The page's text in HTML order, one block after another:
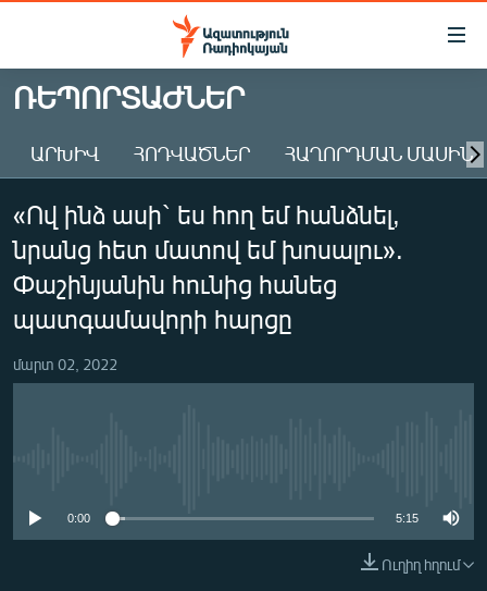
Մատչելիության
Անցնել
հիմնական
Անցնել
հիմնական
մենյուին
Որոնում
ԱԶԱՏՈՒԹՅՈՒՆ TV
ՀԱՅԱՍՏԱՆ
ԸՆՏՐՈՒԹՅՈՒՆՆԵՐ 2026
ԻՐԱՎՈՒՆՔ
ՀԱՍԱՐԱԿՈՒԹՅՈՒՆ
ՂԱՐԱԲԱՂ
ՄԻՋԱԶԳԱՅԻՆ
ՄՇԱԿՈՒՅԹ
ՌԵՊՈՐՏԱԺՆԵՐ
ԱՐԽԻՎ ՀՈԴՎԱԾՆԵՐ ՀԱՂՈՐԴՄԱՆ ՄԱՍԻՆ
«Ով ինձ ասի` ես հող եմ հանձնել,
նրանց հետ մատով եմ խոսալու».
Փաշինյանին հունից հանեց
պատգամավորի հարցը
մարտ 02, 2022
0:00 5:15
Ուղիղ հղում